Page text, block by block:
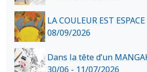
LA COULEUR EST ESPACE
08/09/2026
Dans la tête d’un
30/06 - 11/07/2026